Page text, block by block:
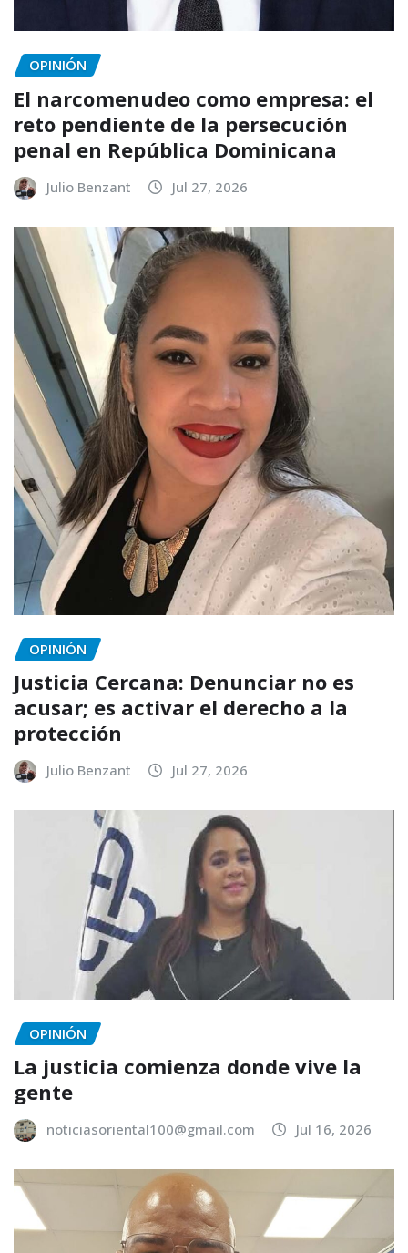
OPINIÓN
El narcomenudeo como empresa: el
reto pendiente de la persecución
penal en República Dominicana
Julio Benzant Jul 27, 2026
OPINIÓN
Justicia Cercana: Denunciar no es
acusar; es activar el derecho a la
protección
Julio Benzant Jul 27, 2026
OPINIÓN
La justicia comienza donde vive la
gente
noticiasoriental100@gmail.com Jul 16, 2026